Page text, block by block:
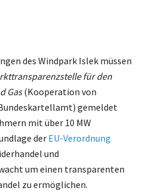
des Windpark Islek müssen
für den
Gas(Kooperation von
gemeldet
mit über 10 MW
der EU-Verordnung
und
um einen transparenten
zu ermöglichen.